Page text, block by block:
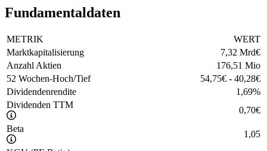
Fundamentaldaten
METRIK
WERT
Marktkapitalisierung
7,32 Mrd€
Anzahl Aktien
176,51 Mio
52 Wochen-Hoch/Tief
54,75€ - 40,28€
Dividendenrendite
1,69%
Dividenden TTM
0,70€
Beta
1,05